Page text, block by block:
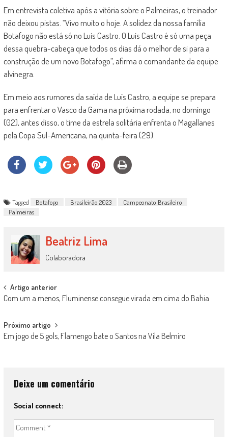
Em entrevista coletiva após a vitória sobre o Palmeiras, o treinador
não deixou pistas. “Vivo muito o hoje. A solidez da nossa família
Botafogo não está só no Luis Castro. O Luis Castro é só uma peça
dessa quebra-cabeça que todos os dias dá o melhor de si para a
construção de um novo Botafogo”, afirma o comandante da equipe
alvinegra.
Em meio aos rumores da saída de Luís Castro, a equipe se prepara
para enfrentar o Vasco da Gama na próxima rodada, no domingo
(02), antes disso, o time da estrela solitária enfrenta o Magallanes
pela Copa Sul-Americana, na quinta-feira (29).
Tagged Botafogo Brasileirão 2023
Campeonato Brasileiro
Palmeiras
Beatriz Lima
Colaboradora
Post
navigation
Artigo anterior
Com um a menos, Fluminense consegue virada em cima do Bahia
Próximo artigo
Em jogo de 5 gols, Flamengo bate o Santos na Vila Belmiro
Deixe um comentário
Social connect: